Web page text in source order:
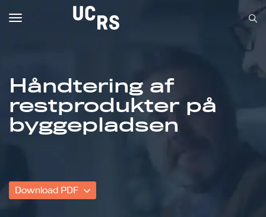
Om UCRS
Bliv faglært
Håndtering af
restprodukter på
byggepladsen
Download PDF